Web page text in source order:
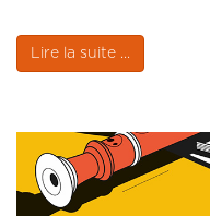
Lire la suite ...